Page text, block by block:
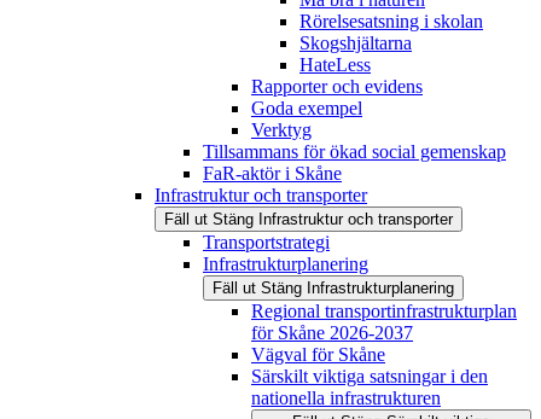
Rörelsesatsning i skolan
Skogshjältarna
HateLess
Rapporter och evidens
Goda exempel
Verktyg
Tillsammans för ökad social gemenskap
FaR-aktör i Skåne
Infrastruktur och transporter
Fäll ut Stäng Infrastruktur och transporter
Transportstrategi
Infrastrukturplanering
Fäll ut Stäng Infrastrukturplanering
Regional transportinfrastrukturplan
för Skåne 2026-2037
Vägval för Skåne
Särskilt viktiga satsningar i den
nationella infrastrukturen